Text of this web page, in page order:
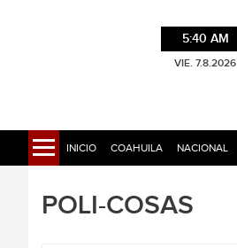
5:40 AM
VIE. 7.8.2026
INICIO COAHUILA NACIONAL
POLI-COSAS